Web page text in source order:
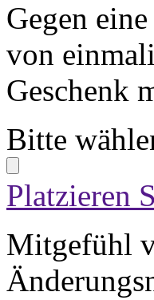
Gegen
von
Geschenk
Bitte
Platzieren
Mitgefühl